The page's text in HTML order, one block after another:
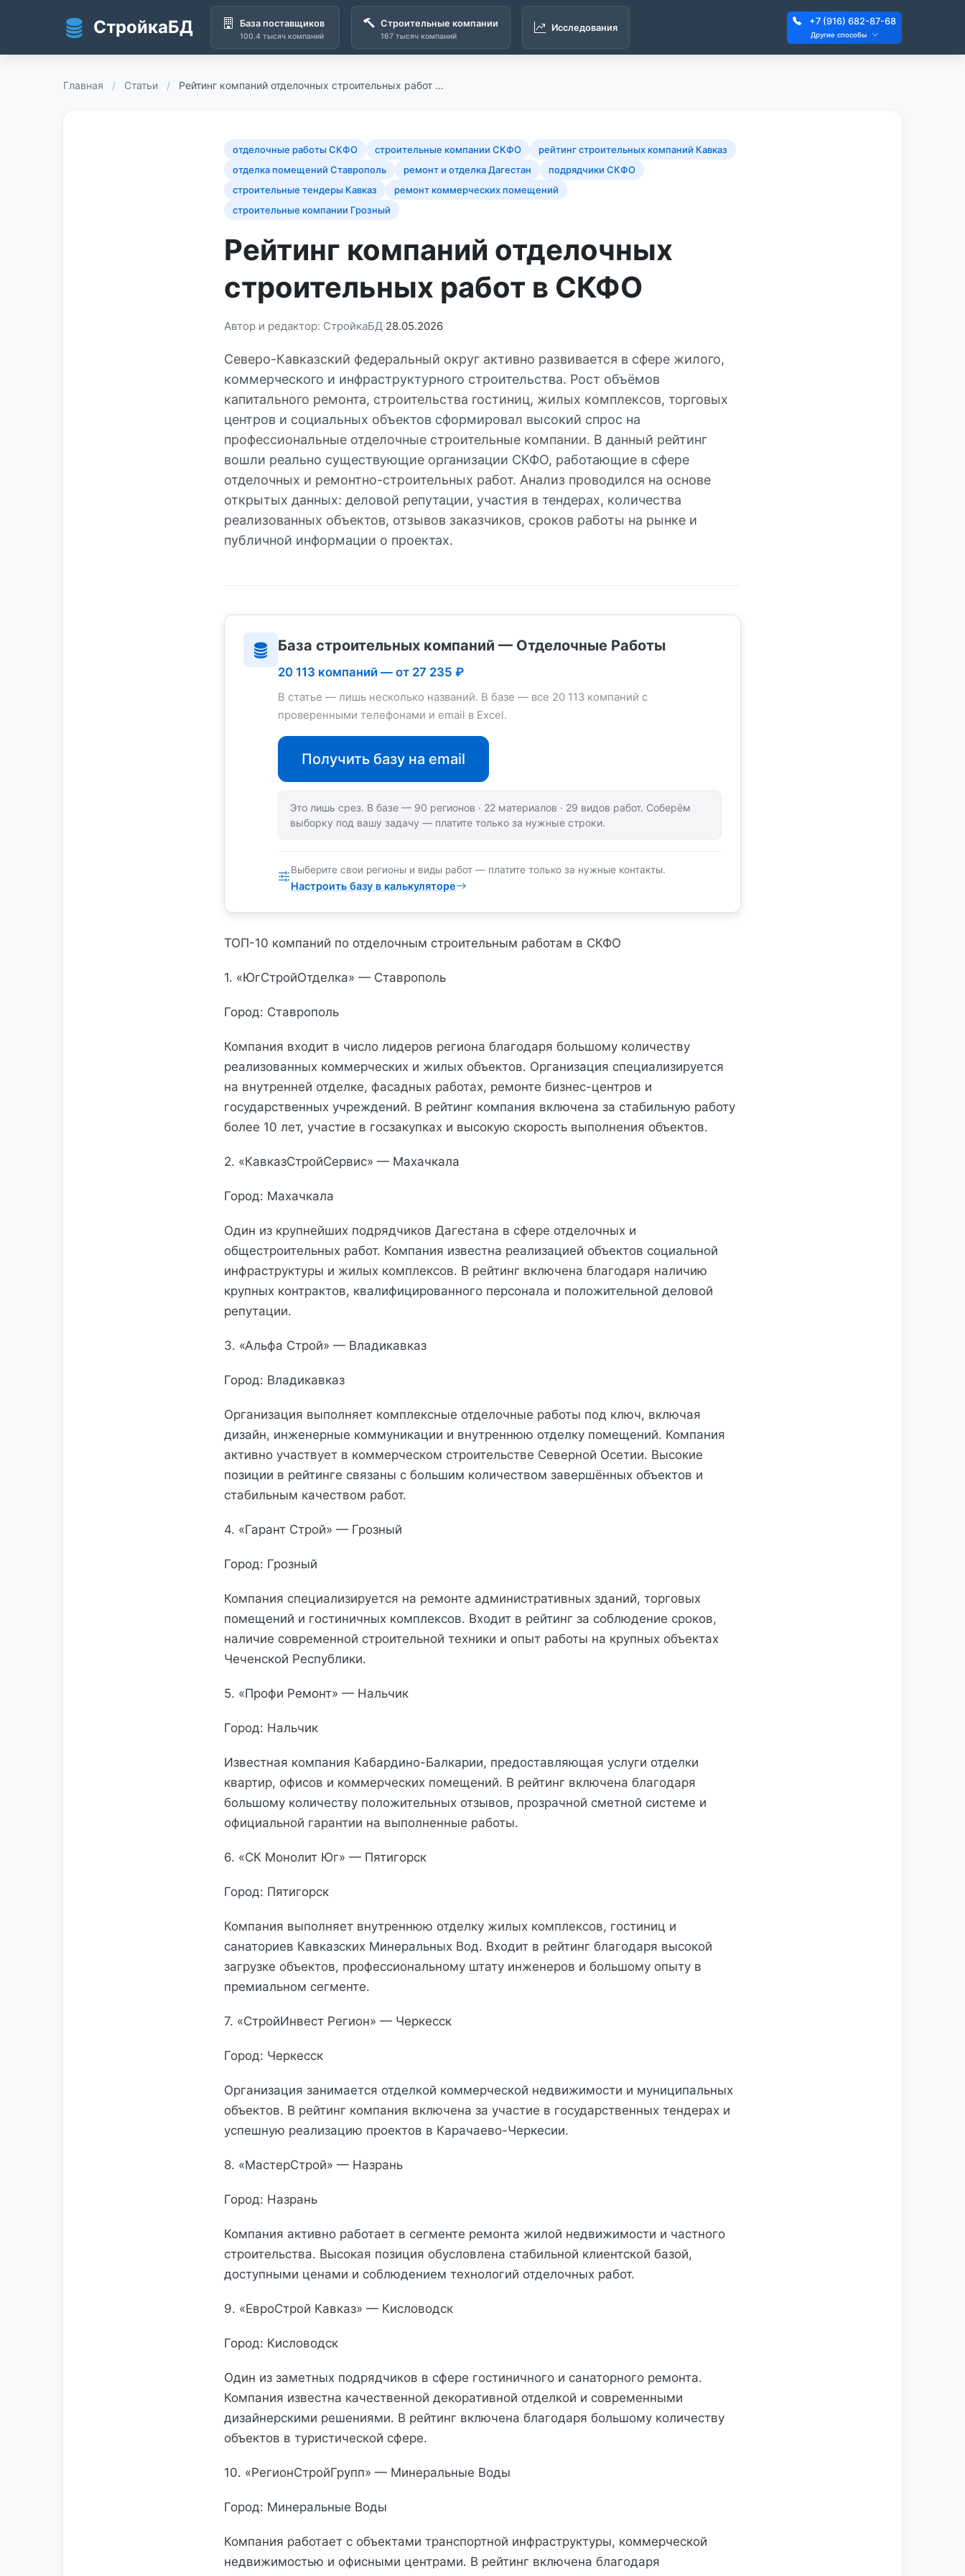
СтройкаБД База поставщиков
100.4 тысяч компаний
Строительные компании
167 тысяч компаний
Исследования
+7 (916) 682-87-68
Другие способы
Главная / Статьи / Рейтинг компаний отделочных строительных работ …
отделочные работы СКФО строительные компании СКФО
рейтинг строительных компаний Кавказ
отделка помещений Ставрополь
ремонт и отделка Дагестан
подрядчики СКФО
строительные тендеры Кавказ
ремонт коммерческих помещений
строительные компании Грозный
Рейтинг компаний отделочных
строительных работ в СКФО
Автор и редактор: СтройкаБД 28.05.2026
Северо-Кавказский федеральный округ активно развивается в сфере жилого,
коммерческого и инфраструктурного строительства. Рост объёмов
капитального ремонта, строительства гостиниц, жилых комплексов, торговых
центров и социальных объектов сформировал высокий спрос на
профессиональные отделочные строительные компании. В данный рейтинг
вошли реально существующие организации СКФО, работающие в сфере
отделочных и ремонтно-строительных работ. Анализ проводился на основе
открытых данных: деловой репутации, участия в тендерах, количества
реализованных объектов, отзывов заказчиков, сроков работы на рынке и
публичной информации о проектах.
База строительных компаний — Отделочные Работы
20 113 компаний — от 27 235 ₽
В статье — лишь несколько названий. В базе — все 20 113 компаний с
проверенными телефонами и email в Excel.
Получить базу на email
Это лишь срез. В базе — 90 регионов · 22 материалов · 29 видов работ. Соберём
выборку под вашу задачу — платите только за нужные строки.
Выберите свои регионы и виды работ — платите только за нужные контакты.
Настроить базу в калькуляторе
ТОП-10 компаний по отделочным строительным работам в СКФО
1. «ЮгСтройОтделка» — Ставрополь
Город: Ставрополь
Компания входит в число лидеров региона благодаря большому количеству
реализованных коммерческих и жилых объектов. Организация специализируется
на внутренней отделке, фасадных работах, ремонте бизнес-центров и
государственных учреждений. В рейтинг компания включена за стабильную работу
более 10 лет, участие в госзакупках и высокую скорость выполнения объектов.
2. «КавказСтройСервис» — Махачкала
Город: Махачкала
Один из крупнейших подрядчиков Дагестана в сфере отделочных и
общестроительных работ. Компания известна реализацией объектов социальной
инфраструктуры и жилых комплексов. В рейтинг включена благодаря наличию
крупных контрактов, квалифицированного персонала и положительной деловой
репутации.
3. «Альфа Строй» — Владикавказ
Город: Владикавказ
Организация выполняет комплексные отделочные работы под ключ, включая
дизайн, инженерные коммуникации и внутреннюю отделку помещений. Компания
активно участвует в коммерческом строительстве Северной Осетии. Высокие
позиции в рейтинге связаны с большим количеством завершённых объектов и
стабильным качеством работ.
4. «Гарант Строй» — Грозный
Город: Грозный
Компания специализируется на ремонте административных зданий, торговых
помещений и гостиничных комплексов. Входит в рейтинг за соблюдение сроков,
наличие современной строительной техники и опыт работы на крупных объектах
Чеченской Республики.
5. «Профи Ремонт» — Нальчик
Город: Нальчик
Известная компания Кабардино-Балкарии, предоставляющая услуги отделки
квартир, офисов и коммерческих помещений. В рейтинг включена благодаря
большому количеству положительных отзывов, прозрачной сметной системе и
официальной гарантии на выполненные работы.
6. «СК Монолит Юг» — Пятигорск
Город: Пятигорск
Компания выполняет внутреннюю отделку жилых комплексов, гостиниц и
санаториев Кавказских Минеральных Вод. Входит в рейтинг благодаря высокой
загрузке объектов, профессиональному штату инженеров и большому опыту в
премиальном сегменте.
7. «СтройИнвест Регион» — Черкесск
Город: Черкесск
Организация занимается отделкой коммерческой недвижимости и муниципальных
объектов. В рейтинг компания включена за участие в государственных тендерах и
успешную реализацию проектов в Карачаево-Черкесии.
8. «МастерСтрой» — Назрань
Город: Назрань
Компания активно работает в сегменте ремонта жилой недвижимости и частного
строительства. Высокая позиция обусловлена стабильной клиентской базой,
доступными ценами и соблюдением технологий отделочных работ.
9. «ЕвроСтрой Кавказ» — Кисловодск
Город: Кисловодск
Один из заметных подрядчиков в сфере гостиничного и санаторного ремонта.
Компания известна качественной декоративной отделкой и современными
дизайнерскими решениями. В рейтинг включена благодаря большому количеству
объектов в туристической сфере.
10. «РегионСтройГрупп» — Минеральные Воды
Город: Минеральные Воды
Компания работает с объектами транспортной инфраструктуры, коммерческой
недвижимостью и офисными центрами. В рейтинг включена благодаря